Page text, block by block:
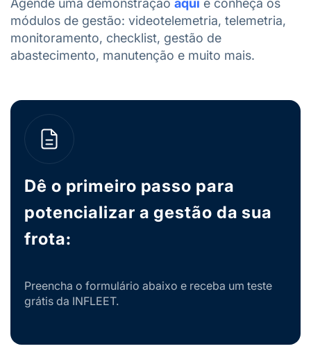
módulos de gestão: videotelemetria, telemetria,
monitoramento, checklist, gestão de
abastecimento, manutenção e muito mais.
Dê o primeiro passo para
potencializar a gestão da sua
frota:
Preencha o formulário abaixo e receba um teste
grátis da INFLEET.